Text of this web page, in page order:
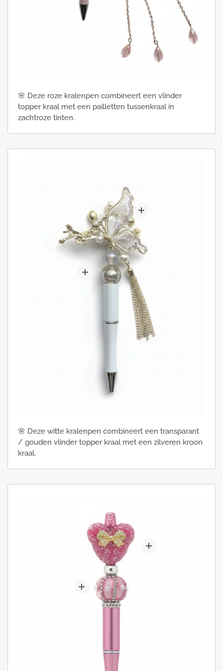
🌸 Deze roze kralenpen combineert een vlinder
topper kraal met een pailletten tussenkraal in
zachtroze tinten.
🌸 Deze witte kralenpen combineert een transparant
/ gouden vlinder topper kraal met een zilveren kroon
kraal.